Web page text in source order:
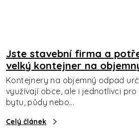
Jste stavební firma a
velký kontejner na
Kontejnery na objemný odpad
využívají obce, ale i jednotlivci pro
bytu, půdy nebo...
Celý článek